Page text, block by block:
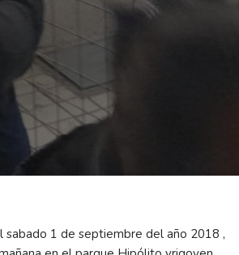
sabado 1 de septiembre del año 2018 ,